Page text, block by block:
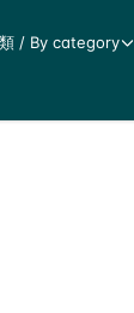
/ By category